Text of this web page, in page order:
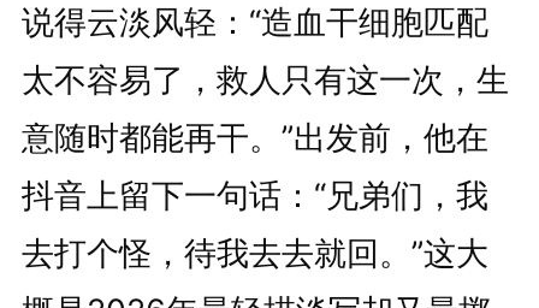
说得云淡风轻：“造血干细胞匹配
太不容易了，救人只有这一次，生
意随时都能再干。”出发前，他在
抖音上留下一句话：“兄弟们，我
去打个怪，待我去去就回。”这大